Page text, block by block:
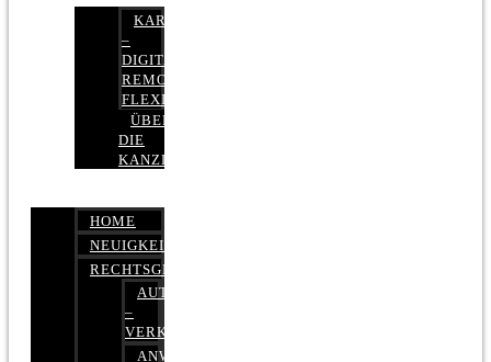
KARRIERE
–
DIGITAL,
REMOTE,
FLEXIBEL
ÜBER
DIE
KANZLEI
HOME
NEUIGKEITEN
RECHTSGEBIETE
AUTOBETRUG
–
VERKEHRSRECHT
ANWALTSHAFTUNGSRECHT